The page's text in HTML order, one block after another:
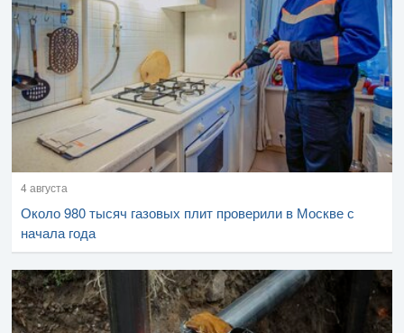
4 августа
Около 980 тысяч газовых плит проверили в Москве с
начала года